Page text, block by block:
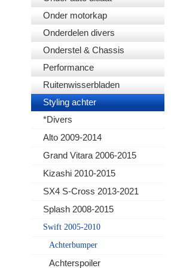
Onder motorkap
Onderdelen divers
Onderstel & Chassis
Performance
Ruitenwisserbladen
Styling achter
*Divers
Alto 2009-2014
Grand Vitara 2006-2015
Kizashi 2010-2015
SX4 S-Cross 2013-2021
Splash 2008-2015
Swift 2005-2010
Achterbumper
Achterspoiler